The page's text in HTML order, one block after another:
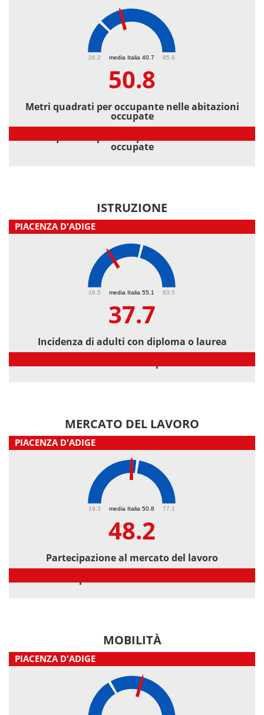
media Italia 40.7
26.2 85.6
50.8
Metri quadrati per occupante nelle abitazioni
occupate
occupate
ISTRUZIONE
PIACENZA D'ADIGE
media Italia 55.1
16.5 83.5
37.7
Incidenza di adulti con diploma o laurea
MERCATO DEL LAVORO
PIACENZA D'ADIGE
media Italia 50.8
19.3 77.1
48.2
Partecipazione al mercato del lavoro
MOBILITÀ
PIACENZA D'ADIGE